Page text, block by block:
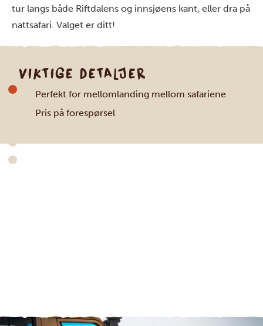
tur langs både Riftdalens og innsjøens kant, eller dra på
nattsafari. Valget er ditt!
VIKTIGE DETALJER
Perfekt for mellomlanding mellom safariene
Pris på forespørsel